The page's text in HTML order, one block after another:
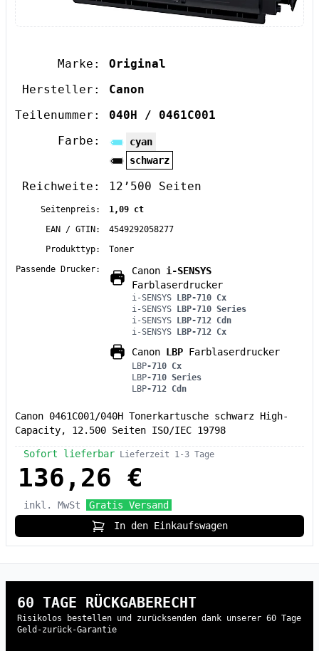
Marke:
Original
Hersteller:
Canon
Teilenummer:
040H / 0461C001
Farbe:
cyan
schwarz
Reichweite: 12’500 Seiten
Seitenpreis:
1,09 ct
EAN / GTIN:
4549292058277
Produkttyp:
Toner
Passende Drucker:
Canon i-SENSYS
Farblaserdrucker
i-SENSYS LBP-710 Cx
i-SENSYS LBP-710 Series
i-SENSYS LBP-712 Cdn
i-SENSYS LBP-712 Cx
Canon LBP Farblaserdrucker
LBP-710 Cx
LBP-710 Series
LBP-712 Cdn
Canon 0461C001/040H Tonerkartusche schwarz High-
Capacity, 12.500 Seiten ISO/IEC 19798
Sofort lieferbar Lieferzeit 1-3 Tage
136,26 €
inkl. MwSt
Gratis Versand
In den Einkaufswagen
60 TAGE RÜCKGABERECHT
Risikolos bestellen und zurücksenden dank unserer 60 Tage
Geld-zurück-Garantie